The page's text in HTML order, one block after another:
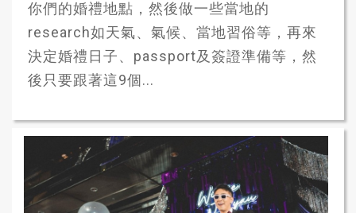
你們的婚禮地點，然後做一些當地的
research如天氣、氣候、當地習俗等，再來
決定婚禮日子、passport及簽證準備等，然
後只要跟著這9個...